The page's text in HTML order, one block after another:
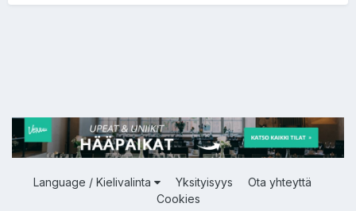
Language / Kielivalinta Yksityisyys
Ota yhteyttä
Cookies